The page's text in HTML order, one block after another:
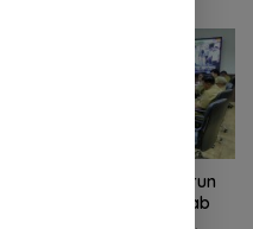
Hermawan Bersikap Tegas .
Tim Monitoring BNPT Turun
Langsung, Pastikan Rehab